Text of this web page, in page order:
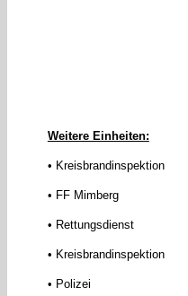
Weitere Einheiten:
• Kreisbrandinspektion
• FF Mimberg
• Rettungsdienst
• Kreisbrandinspektion
• Polizei